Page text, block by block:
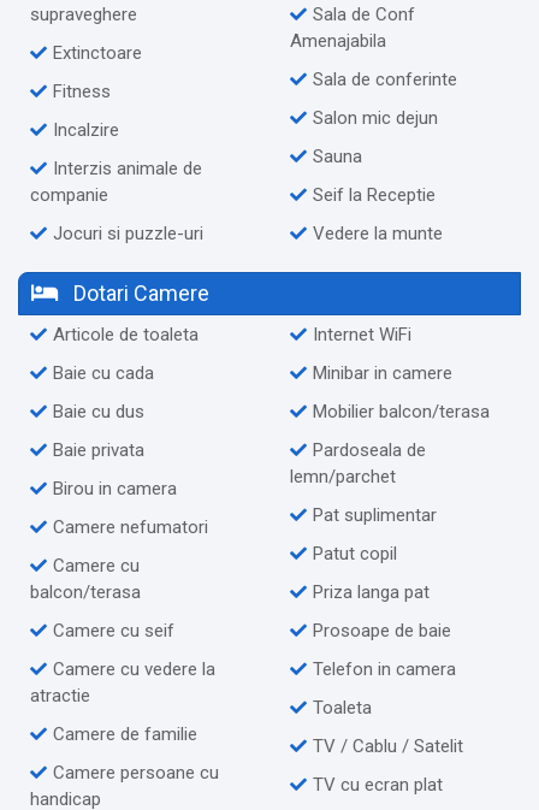
supraveghere
Extinctoare
Fitness
Incalzire
Interzis animale de
companie
Jocuri si puzzle-uri
Sala de Conf
Amenajabila
Sala de conferinte
Salon mic dejun
Sauna
Seif la Receptie
Vedere la munte
Dotari Camere
Articole de toaleta
Baie cu cada
Baie cu dus
Baie privata
Birou in camera
Camere nefumatori
Camere cu
balcon/terasa
Camere cu seif
Camere cu vedere la
atractie
Camere de familie
Camere persoane cu
handicap
Internet WiFi
Minibar in camere
Mobilier balcon/terasa
Pardoseala de
lemn/parchet
Pat suplimentar
Patut copil
Priza langa pat
Prosoape de baie
Telefon in camera
Toaleta
TV / Cablu / Satelit
TV cu ecran plat